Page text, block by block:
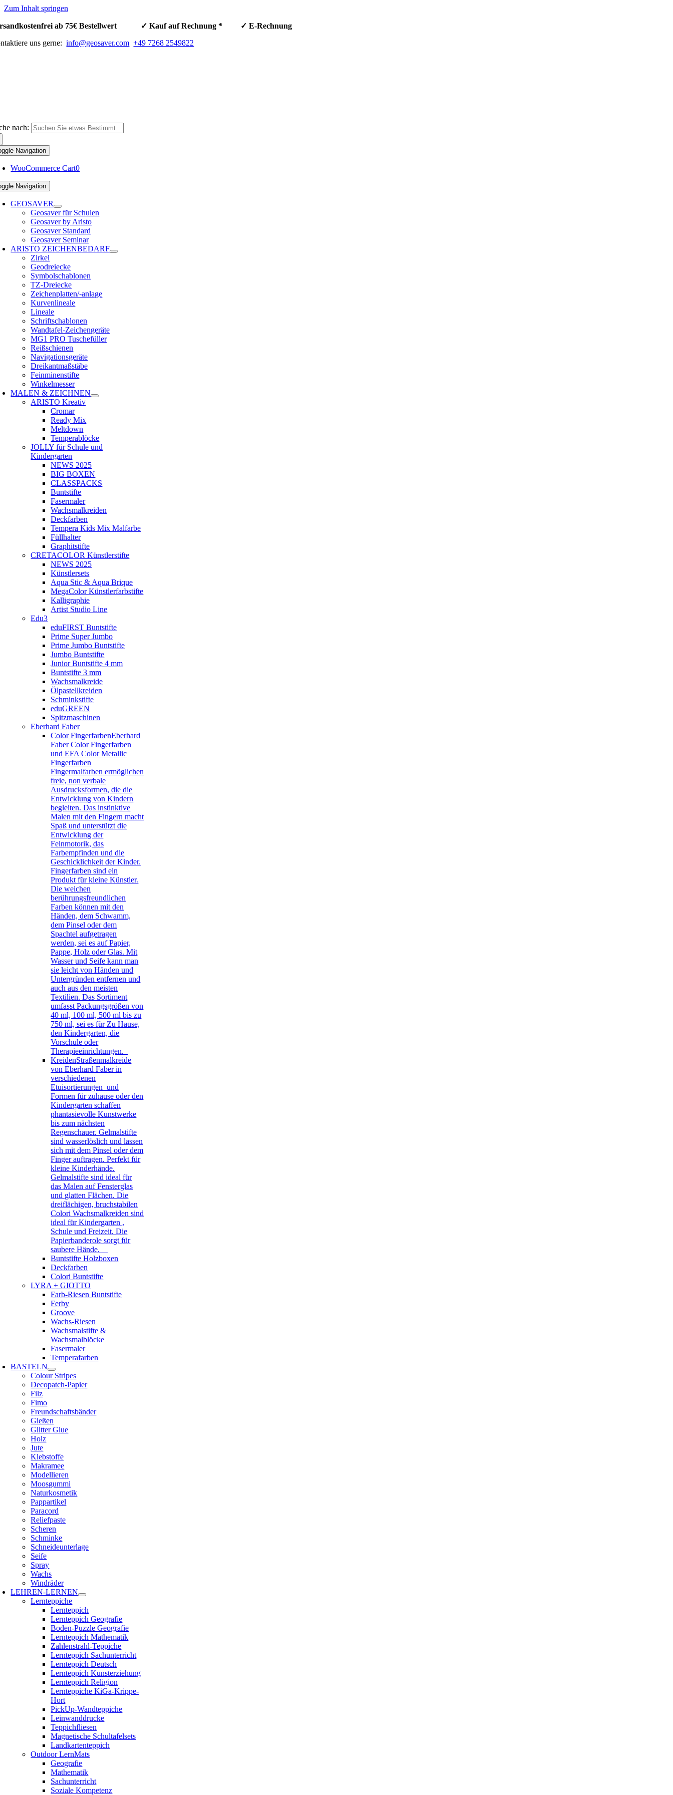
Zum Inhalt springen
ab 75€ Bestellwert ✓ Kauf auf Rechnung * ✓ E-Rechnung
uns gerne: info@geosaver.com +49 7268 2549822
nach:
Navigation
WooCommerce Cart0
Navigation
GEOSAVER
Geosaver für Schulen
Geosaver by Aristo
Geosaver Standard
Geosaver Seminar
ARISTO ZEICHENBEDARF
Zirkel
Geodreiecke
Symbolschablonen
TZ-Dreiecke
Zeichenplatten/-anlage
Kurvenlineale
Lineale
Schriftschablonen
Wandtafel-Zeichengeräte
MG1 PRO Tuschefüller
Reißschienen
Navigationsgeräte
Dreikantmaßstäbe
Feinminenstifte
Winkelmesser
MALEN & ZEICHNEN
ARISTO Kreativ
Cromar
Ready Mix
Meltdown
Temperablöcke
JOLLY für Schule und
Kindergarten
NEWS 2025
BIG BOXEN
CLASSPACKS
Buntstifte
Fasermaler
Wachsmalkreiden
Deckfarben
Tempera Kids Mix Malfarbe
Füllhalter
Graphitstifte
CRETACOLOR Künstlerstifte
NEWS 2025
Künstlersets
Aqua Stic & Aqua Brique
MegaColor Künstlerfarbstifte
Kalligraphie
Artist Studio Line
Edu3
eduFIRST Buntstifte
Prime Super Jumbo
Prime Jumbo Buntstifte
Jumbo Buntstifte
Junior Buntstifte 4 mm
Buntstifte 3 mm
Wachsmalkreide
Ölpastellkreiden
Schminkstifte
eduGREEN
Spitzmaschinen
Eberhard Faber
Color FingerfarbenEberhard
Faber Color Fingerfarben
und EFA Color Metallic
Fingerfarben
Fingermalfarben ermöglichen
freie, non verbale
Ausdrucksformen, die die
Entwicklung von Kindern
begleiten. Das instinktive
Malen mit den Fingern macht
Spaß und unterstützt die
Entwicklung der
Feinmotorik, das
Farbempfinden und die
Geschicklichkeit der Kinder.
Fingerfarben sind ein
Produkt für kleine Künstler.
Die weichen
berührungsfreundlichen
Farben können mit den
Händen, dem Schwamm,
dem Pinsel oder dem
Spachtel aufgetragen
werden, sei es auf Papier,
Pappe, Holz oder Glas. Mit
Wasser und Seife kann man
sie leicht von Händen und
Untergründen entfernen und
auch aus den meisten
Textilien. Das Sortiment
umfasst Packungsgrößen von
40 ml, 100 ml, 500 ml bis zu
750 ml, sei es für Zu Hause,
den Kindergarten, die
Vorschule oder
Therapieeinrichtungen.
KreidenStraßenmalkreide
von Eberhard Faber in
verschiedenen
Etuisortierungen und
Formen für zuhause oder den
Kindergarten schaffen
phantasievolle Kunstwerke
bis zum nächsten
Regenschauer. Gelmalstifte
sind wasserlöslich und lassen
sich mit dem Pinsel oder dem
Finger auftragen. Perfekt für
kleine Kinderhände.
Gelmalstifte sind ideal für
das Malen auf Fensterglas
und glatten Flächen. Die
dreiflächigen, bruchstabilen
Colori Wachsmalkreiden sind
ideal für Kindergarten ,
Schule und Freizeit. Die
Papierbanderole sorgt für
saubere Hände.
Buntstifte Holzboxen
Deckfarben
Colori Buntstifte
LYRA + GIOTTO
Farb-Riesen Buntstifte
Ferby
Groove
Wachs-Riesen
Wachsmalstifte &
Wachsmalblöcke
Fasermaler
Temperafarben
BASTELN
Colour Stripes
Decopatch-Papier
Filz
Fimo
Freundschaftsbänder
Gießen
Glitter Glue
Holz
Jute
Klebstoffe
Makramee
Modellieren
Moosgummi
Naturkosmetik
Pappartikel
Paracord
Reliefpaste
Scheren
Schminke
Schneideunterlage
Seife
Spray
Wachs
Windräder
LEHREN-LERNEN
Lernteppiche
Lernteppich
Lernteppich Geografie
Boden-Puzzle Geografie
Lernteppich Mathematik
Zahlenstrahl-Teppiche
Lernteppich Sachunterricht
Lernteppich Deutsch
Lernteppich Kunsterziehung
Lernteppich Religion
Lernteppiche KiGa-Krippe-
Hort
PickUp-Wandteppiche
Leinwanddrucke
Teppichfliesen
Magnetische Schultafelsets
Landkartenteppich
Outdoor LernMats
Geografie
Mathematik
Sachunterricht
Soziale Kompetenz